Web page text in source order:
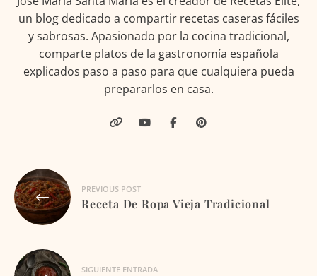
un blog dedicado a compartir recetas caseras fáciles
y sabrosas. Apasionado por la cocina tradicional,
comparte platos de la gastronomía española
explicados paso a paso para que cualquiera pueda
prepararlos en casa.
Navegación
de
entradas
PREVIOUS POST
Receta De Ropa Vieja Tradicional
SIGUIENTE ENTRADA